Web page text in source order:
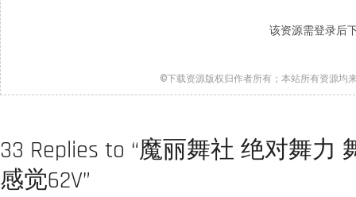
该资源需登录后
©下载资源版权归作者所有；本站所有资源均
33 Replies to “魔丽舞社 绝对舞
感觉62V”